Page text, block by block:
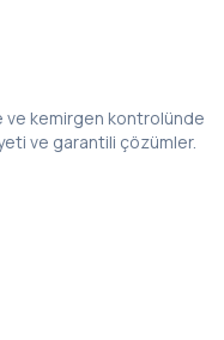
kemirgen kontrolünde
ve garantili çözümler.